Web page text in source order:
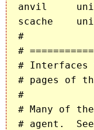
anvil
scache
#
#
# Interfaces
# pages of
#
# Many of
# agent.